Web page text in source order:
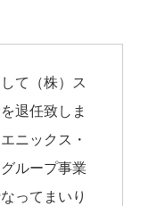
て（株）ス
退任致しま
ニックス・
ループ事業
ってまいり